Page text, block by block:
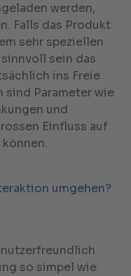
werden,
Falls das Produkt
sehr speziellen
sein das
ins Freie
sind Parameter wie
und
Einfluss auf
umgehen?
so simpel wie